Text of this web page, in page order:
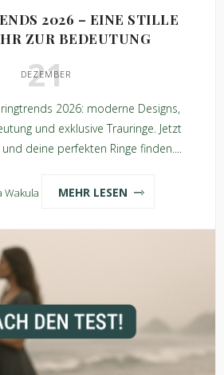
2026 – EINE STILLE
ZUR BEDEUTUNG
21
DEZEMBER
2026: moderne Designs,
und exklusive Trauringe. Jetzt
deine perfekten Ringe finden....
Wakula MEHR LESEN